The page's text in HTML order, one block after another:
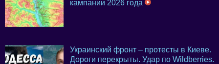
кампании 2026 года
Украинский фронт – протесты в Киеве.
Дороги перекрыты. Удар по Wildberries.